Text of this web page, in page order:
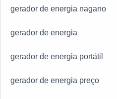
gerador de energia nagano
gerador de energia
gerador de energia portátil
gerador de energia preço